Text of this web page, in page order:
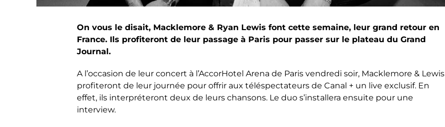
On vous le disait, Macklemore & Ryan Lewis font cette semaine, leur grand retour en
France. Ils profiteront de leur passage à Paris pour passer sur le plateau du Grand
Journal.
A l’occasion de leur concert à l’AccorHotel Arena de Paris vendredi soir, Macklemore & Lewis
profiteront de leur journée pour offrir aux téléspectateurs de Canal + un live exclusif. En
effet, ils interpréteront deux de leurs chansons. Le duo s’installera ensuite pour une
interview.